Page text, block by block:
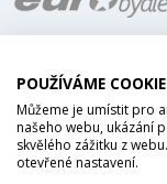
POUŽÍVÁME
Můžeme je umístit pro
našeho webu, ukázání
skvělého zážitku z
otevřené nastavení.